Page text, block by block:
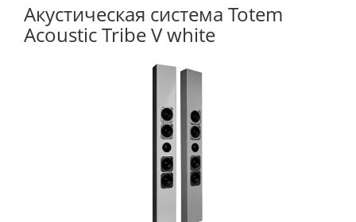
Акустическая система Totem
Acoustic Tribe V white